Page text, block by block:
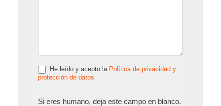
He leído y acepto la Política de privacidad y
protección de datos
Si eres humano, deja este campo en blanco.